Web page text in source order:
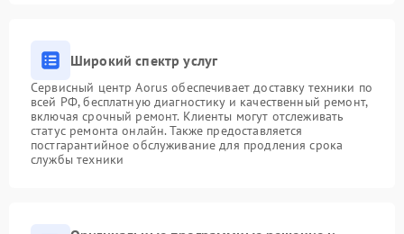
Широкий спектр услуг
Сервисный центр Aorus обеспечивает доставку техники по
всей РФ, бесплатную диагностику и качественный ремонт,
включая срочный ремонт. Клиенты могут отслеживать
статус ремонта онлайн. Также предоставляется
постгарантийное обслуживание для продления срока
службы техники